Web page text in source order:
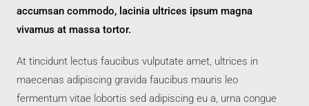
accumsan commodo, lacinia ultrices ipsum magna
vivamus at massa tortor.
At tincidunt lectus faucibus vulputate amet, ultrices in
maecenas adipiscing gravida faucibus mauris leo
fermentum vitae lobortis sed adipiscing eu a, urna congue